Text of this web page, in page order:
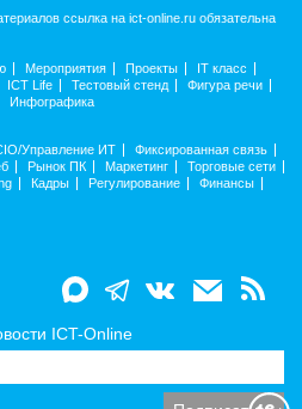
ссылка на ict-online.ru обязательна
Мероприятия Проекты
IT класс
ICT Life Тестовый стенд
Фигура речи
Инфографика
Управление ИТ
Фиксированная связь
Рынок ПК Маркетинг
Торговые сети
Кадры Регулирование
Финансы
ICT-Online